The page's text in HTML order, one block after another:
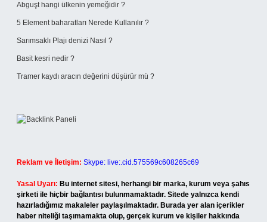
Abguşt hangi ülkenin yemeğidir ?
5 Element baharatları Nerede Kullanılır ?
Sarımsaklı Plajı denizi Nasıl ?
Basit kesri nedir ?
Tramer kaydı aracın değerini düşürür mü ?
Reklam ve İletişim: Skype: live:.cid.575569c608265c69
Yasal Uyarı: Bu internet sitesi, herhangi bir marka, kurum veya şahıs
şirketi ile hiçbir bağlantısı bulunmamaktadır. Sitede yalnızca kendi
hazırladığımız makaleler paylaşılmaktadır. Burada yer alan içerikler
haber niteliği taşımamakta olup, gerçek kurum ve kişiler hakkında